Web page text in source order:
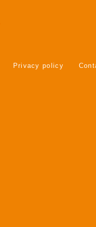
Privacy policy